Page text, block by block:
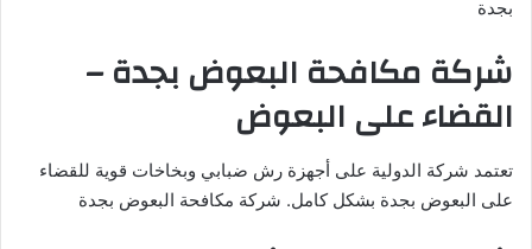
بجدة
شركة مكافحة البعوض بجدة –
القضاء على البعوض
تعتمد شركة الدولية على أجهزة رش ضبابي وبخاخات قوية للقضاء
على البعوض بجدة بشكل كامل. شركة مكافحة البعوض بجدة